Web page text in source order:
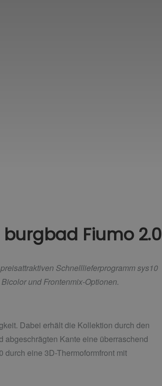
Fiumo 2.0
Schnelllieferprogramm sys10
und Frontenmix-Optionen.
Dabei erhält die Kollektion durch den
Kante eine überraschend
eine 3D-Thermoformfront mit